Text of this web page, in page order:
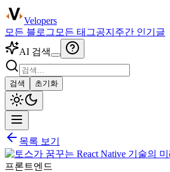
Velopers
모든 블로그 모든 태그공지 주간 인기글
AI 검색
검색 초기화
목록 보기
프론트엔드